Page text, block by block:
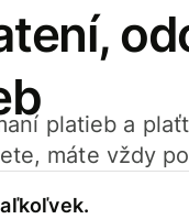
platieb a
máte vždy